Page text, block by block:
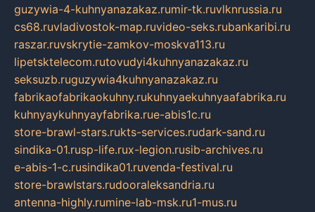
guzywia-4-kuhnyanazakaz.rumir-tk.ruvlknrussia.ru
cs68.ruvladivostok-map.ruvideo-seks.rubankaribi.ru
raszar.ruvskrytie-zamkov-moskva113.ru
lipetsktelecom.rutovudyi4kuhnyanazakaz.ru
seksuzb.ruguzywia4kuhnyanazakaz.ru
fabrikaofabrikaokuhny.rukuhnyaekuhnyaafabrika.ru
kuhnyaykuhnyayfabrika.rue-abis1c.ru
store-brawl-stars.rukts-services.rudark-sand.ru
sindika-01.rusp-life.rux-legion.rusib-archives.ru
e-abis-1-c.rusindika01.ruvenda-festival.ru
store-brawlstars.rudooraleksandria.ru
antenna-highly.rumine-lab-msk.ru1-mus.ru